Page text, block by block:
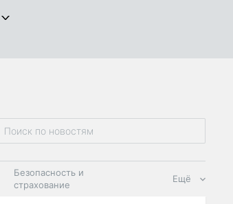
Безопасность и
страхование
Ещё